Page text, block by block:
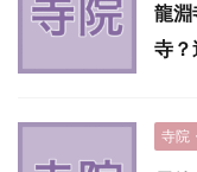
龍淵
寺？
寺院